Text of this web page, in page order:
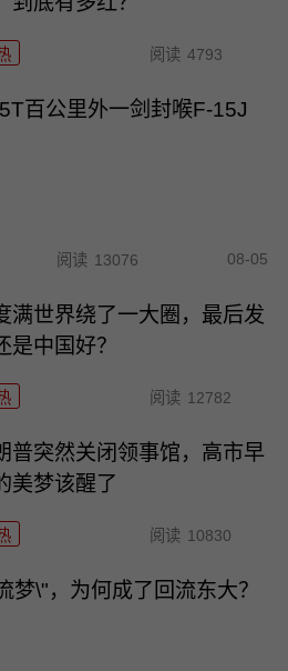
阅读 4793
百公里外一剑封喉F-15J
阅读 13076 08-05
满世界绕了一大圈，最后发
是中国好？
阅读 12782
普突然关闭领事馆，高市早
美梦该醒了
阅读 10830
梦\"，为何成了回流东大？